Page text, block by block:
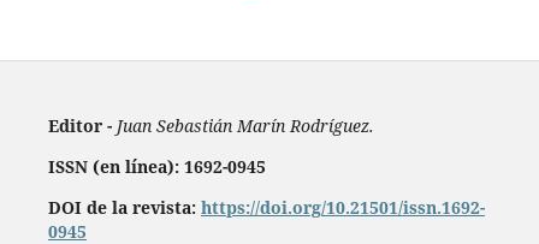
Editor - Juan Sebastián Marín Rodríguez.
ISSN (en línea): 1692-0945
DOI de la revista: https://doi.org/10.21501/issn.1692-
0945